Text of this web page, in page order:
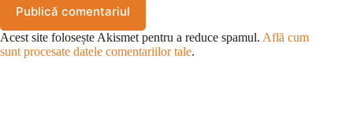
Publică comentariul
Acest site folosește Akismet pentru a reduce spamul. Află cum
sunt procesate datele comentariilor tale.